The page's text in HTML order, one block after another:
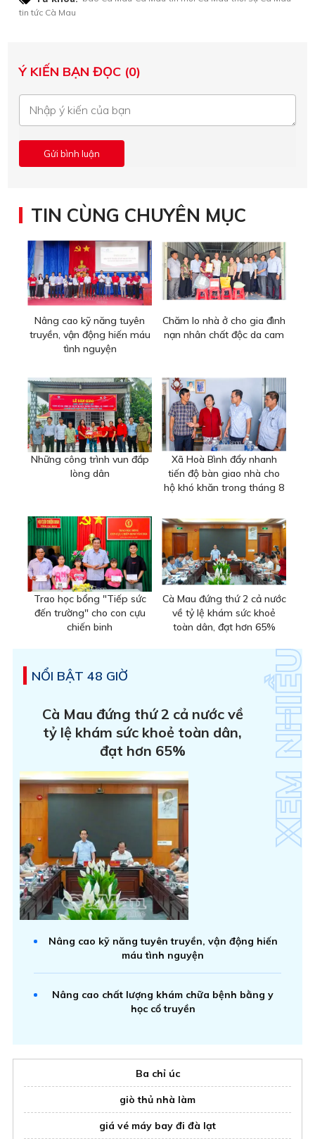
tin tức Cà Mau
Ý KIẾN BẠN ĐỌC (0)
TIN CÙNG CHUYÊN MỤC
Nâng cao kỹ năng tuyên
truyền, vận động hiến máu
tình nguyện
Chăm lo nhà ở cho gia đình
nạn nhân chất độc da cam
Những công trình vun đắp
lòng dân
Xã Hoà Bình đẩy nhanh
tiến độ bàn giao nhà cho
hộ khó khăn trong tháng 8
Trao học bổng "Tiếp sức
đến trường" cho con cựu
chiến binh
Cà Mau đứng thứ 2 cả nước
về tỷ lệ khám sức khoẻ
toàn dân, đạt hơn 65%
NỔI BẬT 48 GIỜ
Cà Mau đứng thứ 2 cả nước về
tỷ lệ khám sức khoẻ toàn dân,
đạt hơn 65%
Nâng cao kỹ năng tuyên truyền, vận động hiến
máu tình nguyện
Nâng cao chất lượng khám chữa bệnh bằng y
học cổ truyền
Ba chỉ úc
giò thủ nhà làm
giá vé máy bay đi đà lạt